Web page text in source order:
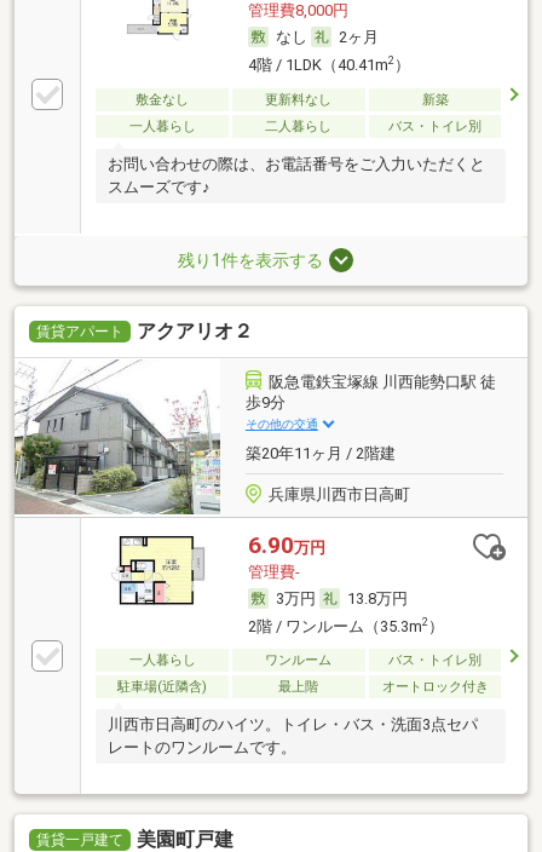
管理費8,000円
なし
2ヶ月
4階 / 1LDK（40.41m2）
敷金なし 更新料なし
新築
一人暮らし
二人暮らし バス・トイレ別
お問い合わせの際は、お電話番号をご入力いただくと
スムーズです♪
残り1件を表示する
賃貸アパート アクアリオ２
阪急電鉄宝塚線 川西能勢口駅 徒
歩9分
その他の交通
築20年11ヶ月 / 2階建
兵庫県川西市日高町
6.90万円
管理費-
3万円
13.8万円
2階 / ワンルーム（35.3m2）
一人暮らし ワンルーム
バス・トイレ別
駐車場(近隣含)
最上階 オートロック付き
川西市日高町のハイツ。トイレ・バス・洗面3点セパ
レートのワンルームです。
賃貸一戸建て 美園町戸建